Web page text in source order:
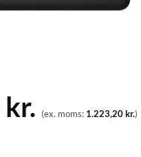
kr. (ex. moms: 1.223,20kr.)